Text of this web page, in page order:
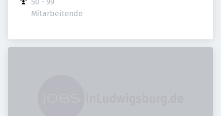
Mitarbeitende